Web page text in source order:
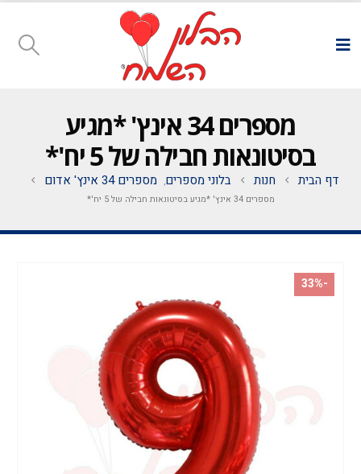
מספרים 34 אינץ' *מגיע
בסיטונאות חבילה של 5 יח'*
דף הבית חנות בלוני מספרים, מספרים 34 אינץ' אדום
מספרים 34 אינץ' *מגיע בסיטונאות חבילה של 5 יח'*
-33%